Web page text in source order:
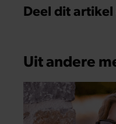
Deel dit
Uit andere